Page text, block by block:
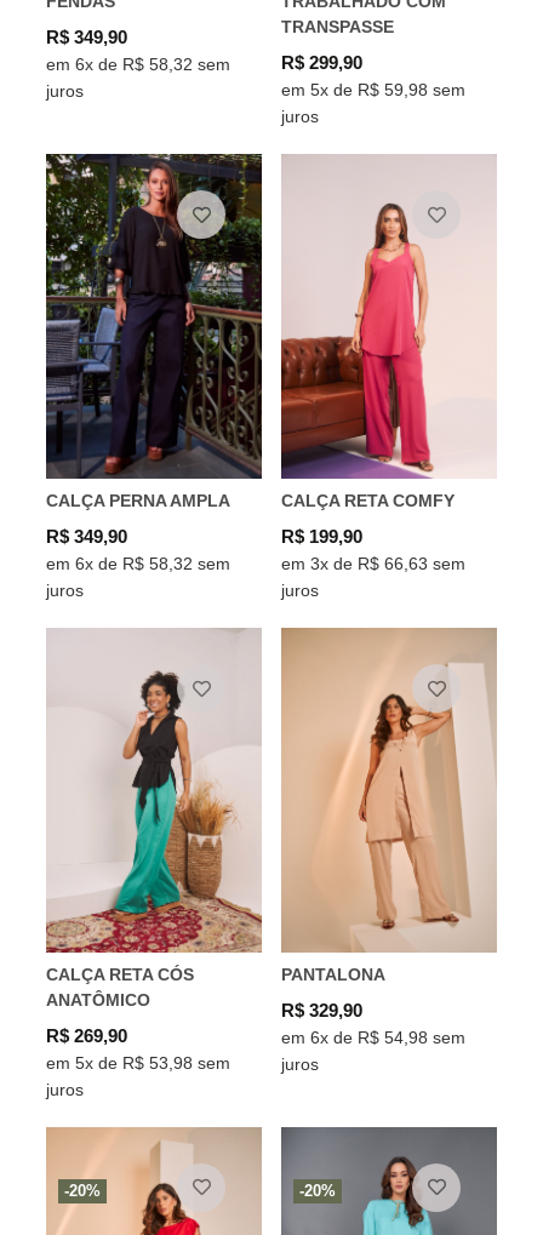
R$ 349,90
em 6x de R$ 58,32 sem
juros
TRANSPASSE
R$ 299,90
em 5x de R$ 59,98 sem
juros
CALÇA PERNA AMPLA
R$ 349,90
em 6x de R$ 58,32 sem
juros
CALÇA RETA COMFY
R$ 199,90
em 3x de R$ 66,63 sem
juros
CALÇA RETA CÓS
ANATÔMICO
R$ 269,90
em 5x de R$ 53,98 sem
juros
PANTALONA
R$ 329,90
em 6x de R$ 54,98 sem
juros
-20% -20%